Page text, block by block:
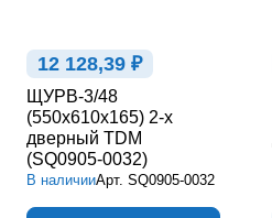
12 128,39 ₽
ЩУРВ-3/48
(550х610х165) 2-х
дверный TDM
(SQ0905-0032)
В наличииАрт. SQ0905-0032